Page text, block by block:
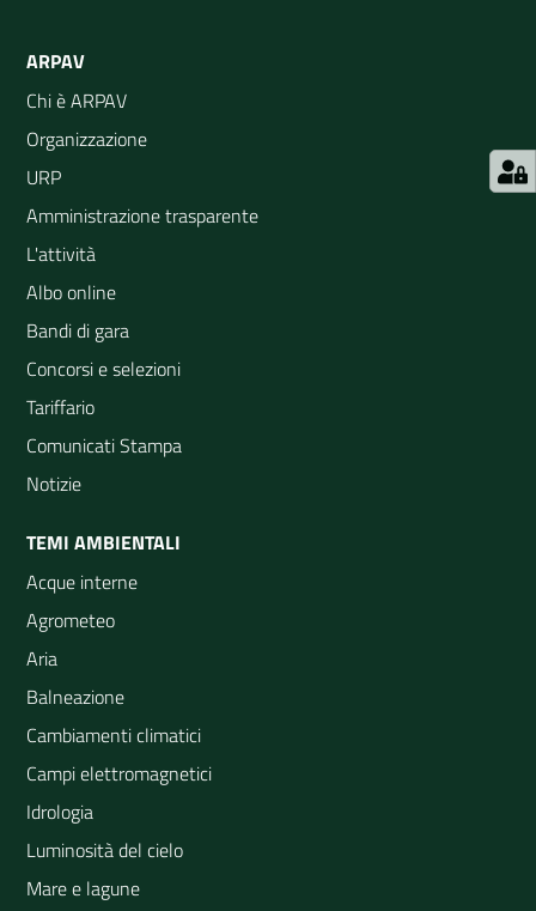
ARPAV
Chi è ARPAV
Organizzazione
URP
Amministrazione trasparente
L'attività
Albo online
Bandi di gara
Concorsi e selezioni
Tariffario
Comunicati Stampa
Notizie
TEMI AMBIENTALI
Acque interne
Agrometeo
Aria
Balneazione
Cambiamenti climatici
Campi elettromagnetici
Idrologia
Luminosità del cielo
Mare e lagune